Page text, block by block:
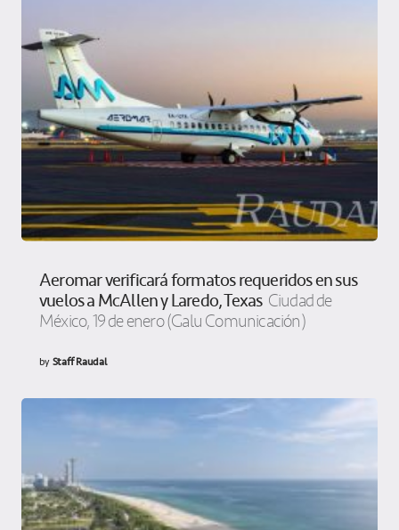
Aeromar verificará formatos requeridos en sus
vuelos a McAllen y Laredo, Texas Ciudad de
México, 19 de enero (Galu Comunicación)
byStaff Raudal